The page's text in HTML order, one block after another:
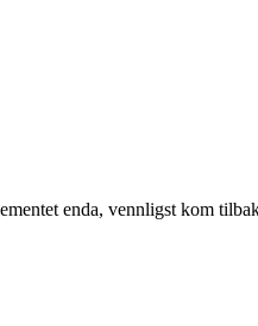
enda, vennligst kom